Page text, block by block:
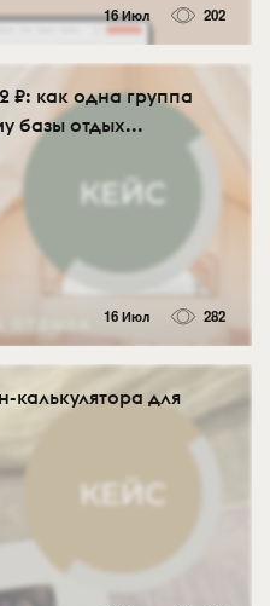
16 Июл 202
₽: как одна группа
базы отдых...
16 Июл 282
калькулятора для